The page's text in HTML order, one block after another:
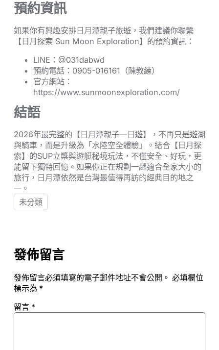
預約資訊
如果你有興趣安排日月潭親子旅遊，我們建議你聯繫
【日月探索 Sun Moon Exploration】的預約資訊：
LINE：@031dabwd
預約電話：0905-016161（陳教練）
官方網站：
https://www.sunmoonexploration.com/
結語
2026年最完整的【日月潭親子一日遊】，不再只是遊湖
與騎車，而是升級為「水陸空全體驗」。結合【日月探
索】的SUP立槳與遊艇秘境玩法，不僅安全、好玩，更
能留下獨特回憶。如果你正在規劃一趟適合全家大小的
旅行，日月潭依然是台灣最值得再訪的經典目的地之
一。
未分類
發佈留言
發佈留言必須填寫的電子郵件地址不會公開。 必填欄位
標示為 *
留言 *